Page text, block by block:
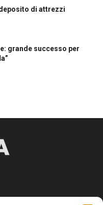
di attrezzi
grande successo per